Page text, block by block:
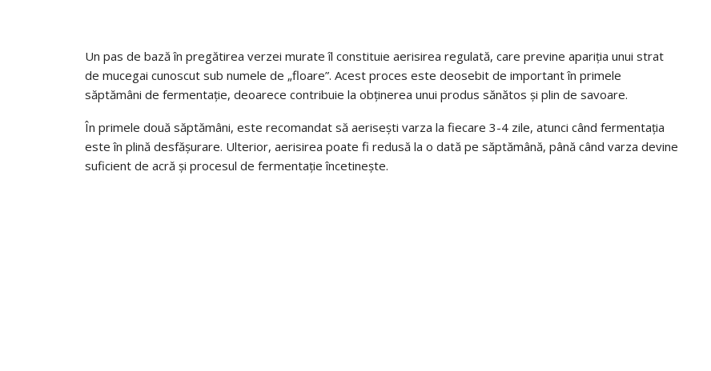
Un pas de bază în pregătirea verzei murate îl constituie aerisirea regulată, care previne apariția unui strat
de mucegai cunoscut sub numele de „floare”. Acest proces este deosebit de important în primele
săptămâni de fermentație, deoarece contribuie la obținerea unui produs sănătos și plin de savoare.
În primele două săptămâni, este recomandat să aerisești varza la fiecare 3-4 zile, atunci când fermentația
este în plină desfășurare. Ulterior, aerisirea poate fi redusă la o dată pe săptămână, până când varza devine
suficient de acră și procesul de fermentație încetinește.